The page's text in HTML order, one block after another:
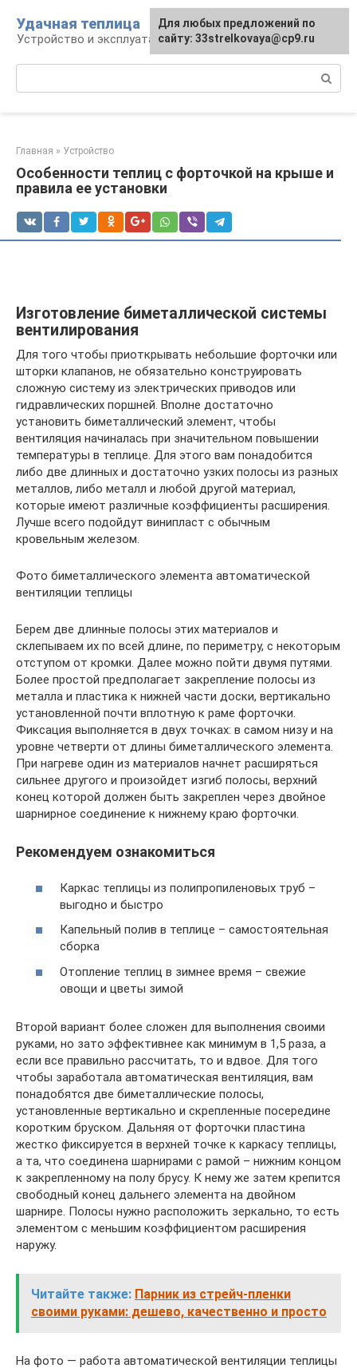
контенту
Удачная теплица
Устройство и эксплуатация теплиц
Главная » Устройство
Особенности теплиц с форточкой на крыше и
правила ее установки
Изготовление биметаллической системы
вентилирования
Для того чтобы приоткрывать небольшие форточки или
шторки клапанов, не обязательно конструировать
сложную систему из электрических приводов или
гидравлических поршней. Вполне достаточно
установить биметаллический элемент, чтобы
вентиляция начиналась при значительном повышении
температуры в теплице. Для этого вам понадобится
либо две длинных и достаточно узких полосы из разных
металлов, либо металл и любой другой материал,
которые имеют различные коэффициенты расширения.
Лучше всего подойдут винипласт с обычным
кровельным железом.
Фото биметаллического элемента автоматической
вентиляции теплицы
Берем две длинные полосы этих материалов и
склепываем их по всей длине, по периметру, с некоторым
отступом от кромки. Далее можно пойти двумя путями.
Более простой предполагает закрепление полосы из
металла и пластика к нижней части доски, вертикально
установленной почти вплотную к раме форточки.
Фиксация выполняется в двух точках: в самом низу и на
уровне четверти от длины биметаллического элемента.
При нагреве один из материалов начнет расширяться
сильнее другого и произойдет изгиб полосы, верхний
конец которой должен быть закреплен через двойное
шарнирное соединение к нижнему краю форточки.
Рекомендуем ознакомиться
Каркас теплицы из полипропиленовых труб –
выгодно и быстро
Капельный полив в теплице – самостоятельная
сборка
Отопление теплиц в зимнее время – свежие
овощи и цветы зимой
Второй вариант более сложен для выполнения своими
руками, но зато эффективнее как минимум в 1,5 раза, а
если все правильно рассчитать, то и вдвое. Для того
чтобы заработала автоматическая вентиляция, вам
понадобятся две биметаллические полосы,
установленные вертикально и скрепленные посередине
коротким бруском. Дальняя от форточки пластина
жестко фиксируется в верхней точке к каркасу теплицы,
а та, что соединена шарнирами с рамой – нижним концом
к закрепленному на полу брусу. К нему же затем крепится
свободный конец дальнего элемента на двойном
шарнире. Полосы нужно расположить зеркально, то есть
элементом с меньшим коэффициентом расширения
наружу.
Читайте также: Парник из стрейч-пленки
своими руками: дешево, качественно и просто
На фото — работа автоматической вентиляции теплицы
Для любых предложений по
сайту: 33strelkovaya@cp9.ru